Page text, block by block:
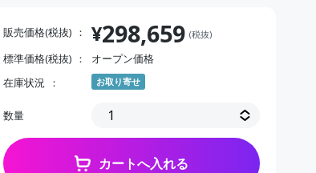
販売価格(税抜) ¥298,659 (税抜)
標準価格(税抜)
オープン価格
在庫状況
お取り寄せ
数量
カートへ入れる